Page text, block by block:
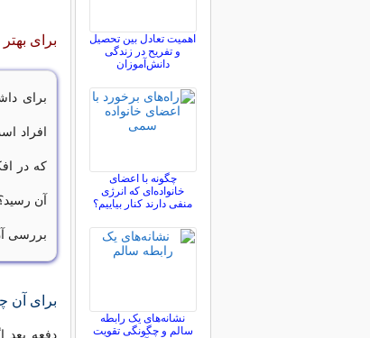
برای
برای
افراد
که در
آن
بررسی
برای آن
دفعه بعد
اهمیت تعادل بین تحصیل
و تفریح در زندگی
دانش‌آموزان
چگونه با اعضای
خانواده‌ای که انرژی
منفی دارند کنار بیاییم؟
نشانه‌های یک رابطه
سالم و چگونگی تقویت